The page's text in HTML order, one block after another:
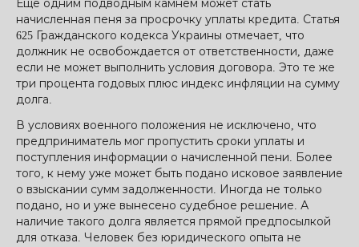
Еще одним подводным камнем может стать
начисленная пеня за просрочку уплаты кредита. Статья
625 Гражданского кодекса Украины отмечает, что
должник не освобождается от ответственности, даже
если не может выполнить условия договора. Это те же
три процента годовых плюс индекс инфляции на сумму
долга.
В условиях военного положения не исключено, что
предприниматель мог пропустить сроки уплаты и
поступления информации о начисленной пени. Более
того, к нему уже может быть подано исковое заявление
о взыскании сумм задолженности. Иногда не только
подано, но и уже вынесено судебное решение. А
наличие такого долга является прямой предпосылкой
для отказа. Человек без юридического опыта не